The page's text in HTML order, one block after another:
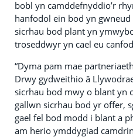
bobl yn camddefnyddio’r
hanfodol ein bod yn
sicrhau bod plant yn
troseddwyr yn cael eu canfod
“Dyma pam mae
Drwy gydweithio â
sicrhau bod mwy o blant yn
gallwn sicrhau bod yr offer,
gael fel bod modd i blant a
am herio ymddygiad